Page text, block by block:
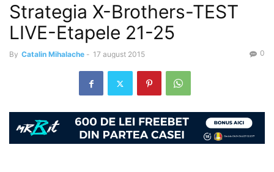
Strategia X-Brothers-TEST
LIVE-Etapele 21-25
By Catalin Mihalache - 17 august 2015 0